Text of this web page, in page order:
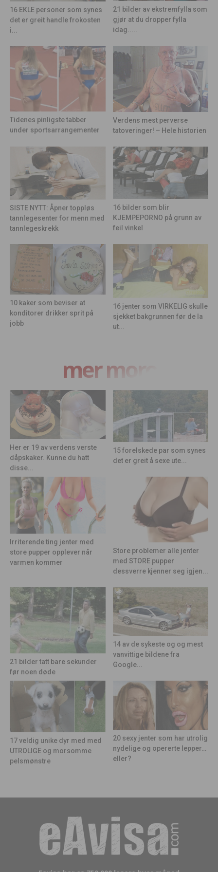
16 EKLE personer som synes
det er greit handle frokosten
i...
21 bilder av ekstremfylla som
gjør at du dropper fylla
idag.....
Tidenes pinligste tabber
under sportsarrangementer
Verdens mest perverse
tatoveringer! – Hele historien
SISTE NYTT: Åpner toppløs
tannlegesenter for menn med
tannlegeskrekk
16 bilder som blir
KJEMPEPORNO på grunn av
feil vinkel
10 kaker som beviser at
konditorer drikker sprit på
jobb
16 jenter som VIRKELIG skulle
sjekket bakgrunnen før de la
ut...
mer moro
Her er 19 av verdens verste
dåpskaker. Kunne du hatt
disse...
15 forelskede par som synes
det er greit å sexe ute...
Irriterende ting jenter med
store pupper opplever når
varmen kommer
Store problemer alle jenter
med STORE pupper
dessverre kjenner seg igjen...
21 bilder tatt bare sekunder
før noen døde
14 av de sykeste og og mest
vanvittige bildene fra
Google...
17 veldig unike dyr med med
UTROLIGE og morsomme
pelsmønstre
20 sexy jenter som har utrolig
nydelige og opererte lepper…
eller?